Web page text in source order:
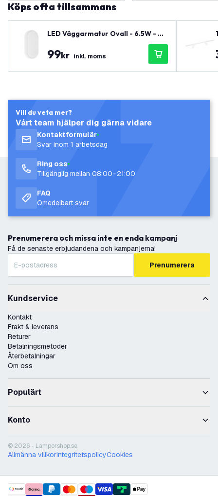
Köps ofta tillsammans
LED Väggarmatur Ovall - 6.5W - 40
00K - 700 lumen - Vit - IP54 vatten
tät - 5 års garanti
99kr inkl. moms
Vill du veta mer?
Vårt team hjälper dig gärna vidare
Kontaktformulär
Svar inom 1 arbetsdag
Ring oss
Tillgänglig mellan 08:00–21:00
FAQ
Omedelbart svar
Prenumerera och missa inte en enda kampanj
Få de senaste erbjudandena och kampanjerna!
Prenumerera
Kundservice
Kontakt
Frakt & leverans
Returer
Betalningsmetoder
Återbetalningar
Om oss
Populärt
Konto
© 2026 - Lamporshop.se
Allmänna villkorIntegritetspolicyCookies